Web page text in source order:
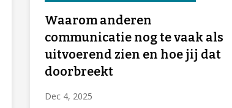
Waarom anderen
communicatie nog te vaak als
uitvoerend zien en hoe jij dat
doorbreekt
Dec 4, 2025